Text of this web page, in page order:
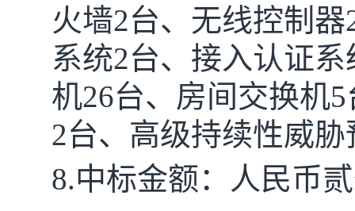
火墙2台、无线控制
系统2台、接入认证
机26台、房间交换机
2台、高级持续性威
8.中标金额：人民币